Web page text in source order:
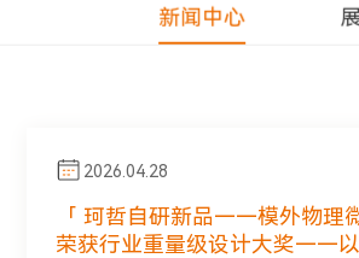
新闻中心
2026.04.28
「 珂哲自研新品——模外物理
荣获行业重量级设计大奖——
2025.11.07